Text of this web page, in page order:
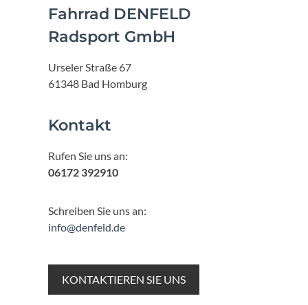
Fahrrad DENFELD
Radsport GmbH
Urseler Straße 67
61348 Bad Homburg
Kontakt
Rufen Sie uns an:
06172 392910
Schreiben Sie uns an:
info@denfeld.de
KONTAKTIEREN SIE UNS